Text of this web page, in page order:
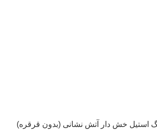
استیل خش دار آتش نشانی (بدون قرقره)